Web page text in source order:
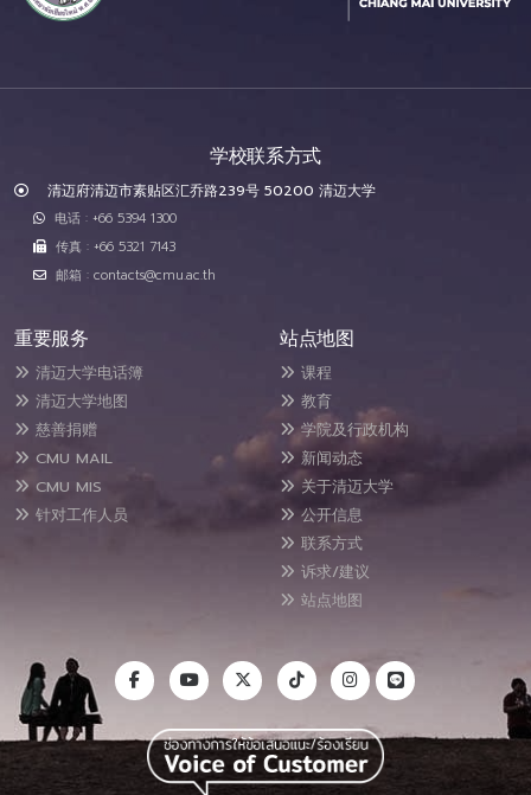
学校联系方式
清迈府清迈市素贴区汇乔路239号 50200 清迈大学
电话 : +66 5394 1300
传真 : +66 5321 7143
邮箱 : contacts@cmu.ac.th
重要服务
清迈大学电话簿
清迈大学地图
慈善捐赠
CMU MAIL
CMU MIS
针对工作人员
站点地图
课程
教育
学院及行政机构
新闻动态
关于清迈大学
公开信息
联系方式
诉求/建议
站点地图